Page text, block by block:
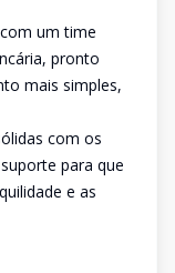
um time
pronto
mais simples,
com os
para que
e as